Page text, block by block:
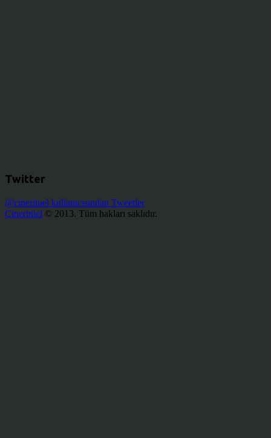
Twitter
@cinerituel kullanıcısından Tweetler
Cineritüel © 2013. Tüm hakları saklıdır.